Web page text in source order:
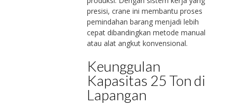
presisi, crane ini membantu proses
pemindahan barang menjadi lebih
cepat dibandingkan metode manual
atau alat angkut konvensional.
Keunggulan
Kapasitas 25 Ton di
Lapangan